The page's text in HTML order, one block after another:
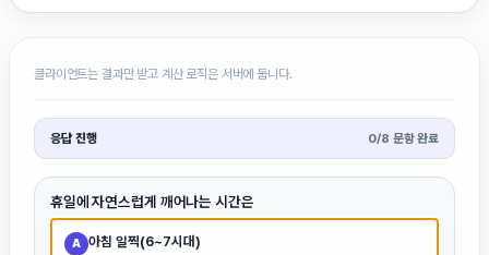
클라이언트는 결과만 받고 계산 로직은 서버에 둡니다.
응답 진행 0/8 문항 완료
휴일에 자연스럽게 깨어나는 시간은
A 아침 일찍(6~7시대)